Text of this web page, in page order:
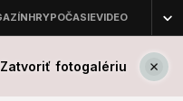
Zatvoriť fotogalériu